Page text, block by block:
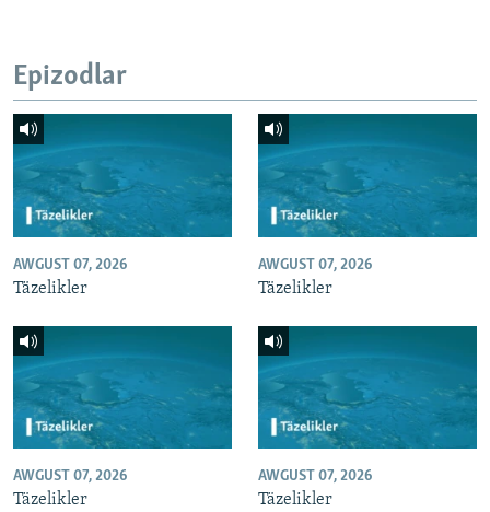
Epizodlar
AWGUST 07, 2026
Täzelikler
AWGUST 07, 2026
Täzelikler
AWGUST 07, 2026
Täzelikler
AWGUST 07, 2026
Täzelikler